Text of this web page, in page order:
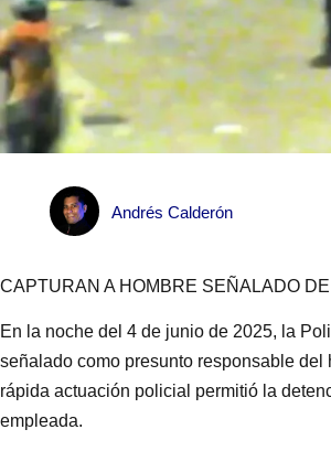
Andrés Calderón
CAPTURAN A HOMBRE SEÑALADO
En la noche del 4 de junio de 2025, la
señalado como presunto responsable
rápida actuación policial permitió la
empleada.